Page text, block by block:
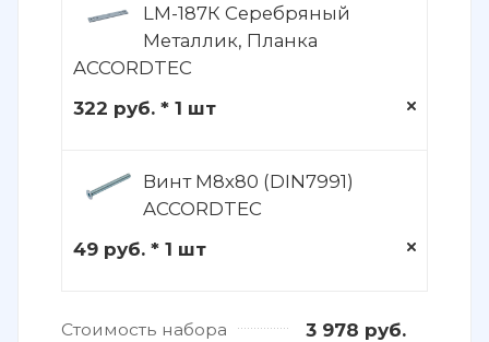
LM-187К Серебряный
Металлик, Планка
ACCORDTEC
322 руб. * 1 шт
Винт M8x80 (DIN7991)
ACCORDTEC
49 руб. * 1 шт
Стоимость набора 3 978 руб.